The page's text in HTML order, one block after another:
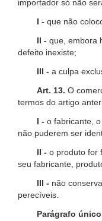
importador só não
I - que não
II - que, embora
defeito inexiste;
III - a culpa
Art. 13. O
termos do artigo
I - o fabricante,
não puderem ser
II - o produto for
seu fabricante,
III - não
perecíveis.
Parágrafo